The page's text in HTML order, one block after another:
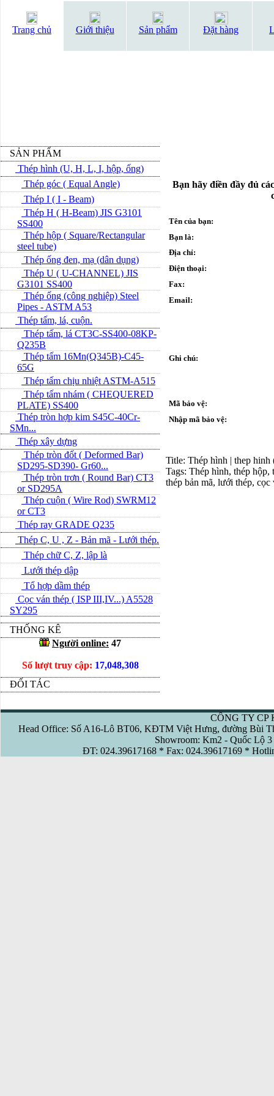
Trang chủ Giới thiệu Sản phẩm Đặt hàng
SẢN PHẨM
Thép hình (U, H, L, I, hộp, ống)
Thép góc ( Equal Angle)
Thép I ( I - Beam)
Thép H ( H-Beam) JIS G3101
SS400
Thép hộp ( Square/Rectangular
steel tube)
Thép ống đen, mạ (dân dụng)
Thép U ( U-CHANNEL) JIS
G3101 SS400
Thép ống (công nghiệp) Steel
Pipes - ASTM A53
Thép tấm, lá, cuộn.
Thép tấm, lá CT3C-SS400-08KP-
Q235B
Thép tấm 16Mn(Q345B)-C45-
65G
Thép tấm chịu nhiệt ASTM-A515
Thép tấm nhám ( CHEQUERED
PLATE) SS400
Thép tròn hợp kim S45C-40Cr-
SMn...
Thép xây dựng
Thép tròn đốt ( Deformed Bar)
SD295-SD390- Gr60...
Thép tròn trơn ( Round Bar) CT3
or SD295A
Thép cuộn ( Wire Rod) SWRM12
or CT3
Thép ray GRADE Q235
Thép C, U , Z - Bản mã - L­ưới thép.
Thép chữ C, Z, lập là
Lưới thép dập
Tổ hợp dầm thép
Cọc ván thép ( ISP III,IV...) A5528
SY295
THỐNG KÊ
Người online: 47
Số lượt truy cập: 17,048,308
ĐỐI TÁC
Bạn hãy điền đầy đủ
Tên của bạn:
Bạn là:
Địa chỉ:
Điện thoại:
Fax:
Email:
Ghi chú:
Mã bảo vệ:
Nhập mã bảo vệ:
Title: Thép hình | thep
Tags: Thép hình, thép hộp,
thép bản mã, lưới thép, cọc
CÔNG TY CP
Head Office: Số A16-Lô BT06, KĐTM Việt Hưng, đường Bùi
Showroom: Km2 - Quốc Lộ
ĐT: 024.39617168 * Fax: 024.39617169 *